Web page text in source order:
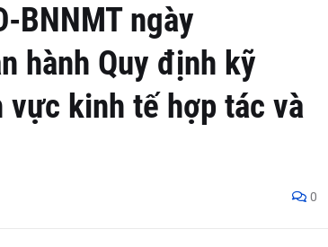
BNNMT ngày
hành Quy định kỹ
kinh tế hợp tác và
0